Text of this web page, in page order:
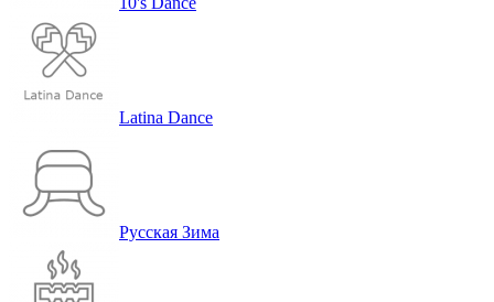
Latina Dance
Русская Зима